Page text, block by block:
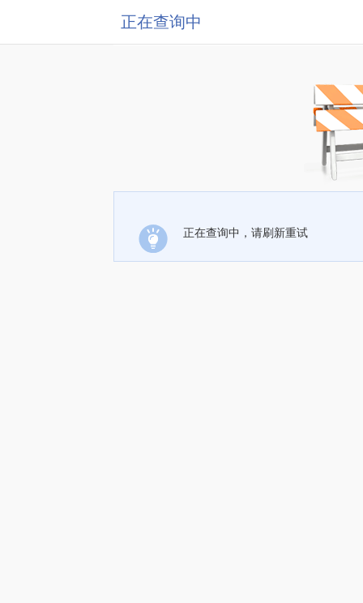
正在查询中
正在查询中，请刷新重试